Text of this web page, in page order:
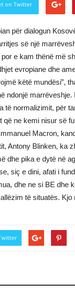
on Twitter
për dialogun
së një
e kam thënë më
evropiane dhe
këtë mundësi”,
ndonjë
të normalizimit, për
që ne kemi nisur së
Macron,
Antony Blinken, ka
dhe pika e dytë në
siç e dini, afati i
dhe ne si BE dhe
të situatës.